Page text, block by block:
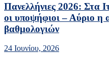
Πανελλήνιες 2026: Στα
οι υποψήφιοι – Αύριο η
βαθμολογιών
24 Ιουνίου, 2026